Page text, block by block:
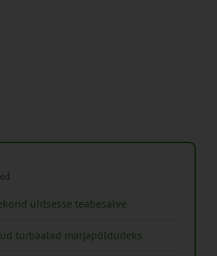
ühtsesse teabesalve
turbaalad marjapõldudeks